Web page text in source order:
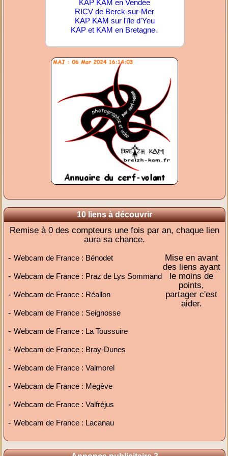
KAP KAM en Vendée
RICV de Berck-sur-Mer
KAP KAM sur l'île d'Yeu
KAP et KAM en Bretagne.
10 liens à découvrir
Remise à 0 des compteurs une fois par an, chaque lien
aura sa chance.
-Webcam de France : Bénodet
-Webcam de France : Praz de Lys Sommand
-Webcam de France : Réallon
-Webcam de France : Seignosse
-Webcam de France : La Toussuire
-Webcam de France : Bray-Dunes
-Webcam de France : Valmorel
-Webcam de France : Megève
-Webcam de France : Valfréjus
-Webcam de France : Lacanau
Mise en avant
des liens ayant
le moins de
points,
partager c'est
aider.